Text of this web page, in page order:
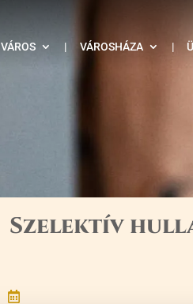
VÁROS | VÁROSHÁZA |
Szelektív
